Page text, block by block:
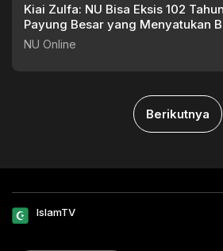
Kiai Zulfa: NU Bisa Eksis 102
Payung Besar yang Menyatukan
NU Online
Berikutnya
IslamTV